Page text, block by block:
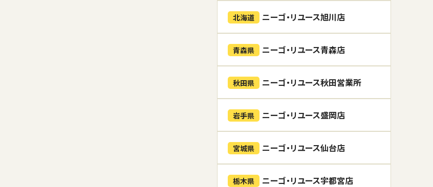
北海道 ニーゴ・リユース旭川店
青森県 ニーゴ・リユース青森店
秋田県 ニーゴ・リユース秋田営業所
岩手県 ニーゴ・リユース盛岡店
宮城県 ニーゴ・リユース仙台店
栃木県 ニーゴ・リユース宇都宮店